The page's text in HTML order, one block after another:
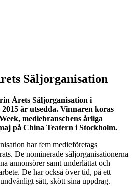
Säljorganisation
Årets Säljorganisation i
är utsedda. Vinnaren koras
mediebranschens årliga
på China Teatern i Stockholm.
har fem medieföretags
De nominerade säljorganisationerna
annonsörer samt underlättat och
De har också över tid, på ett
sätt, skött sina uppdrag.